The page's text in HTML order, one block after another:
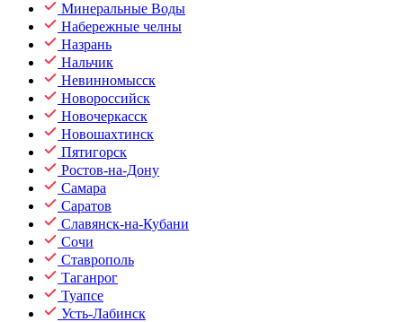
Минеральные Воды
Набережные челны
Назрань
Нальчик
Невинномысск
Новороссийск
Новочеркасск
Новошахтинск
Пятигорск
Ростов-на-Дону
Самара
Саратов
Славянск-на-Кубани
Сочи
Ставрополь
Таганрог
Туапсе
Усть-Лабинск